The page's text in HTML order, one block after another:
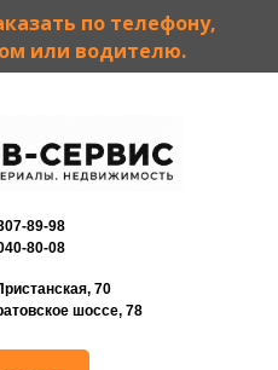
по телефону,
или водителю.
89-98
80-08
70
шоссе, 78